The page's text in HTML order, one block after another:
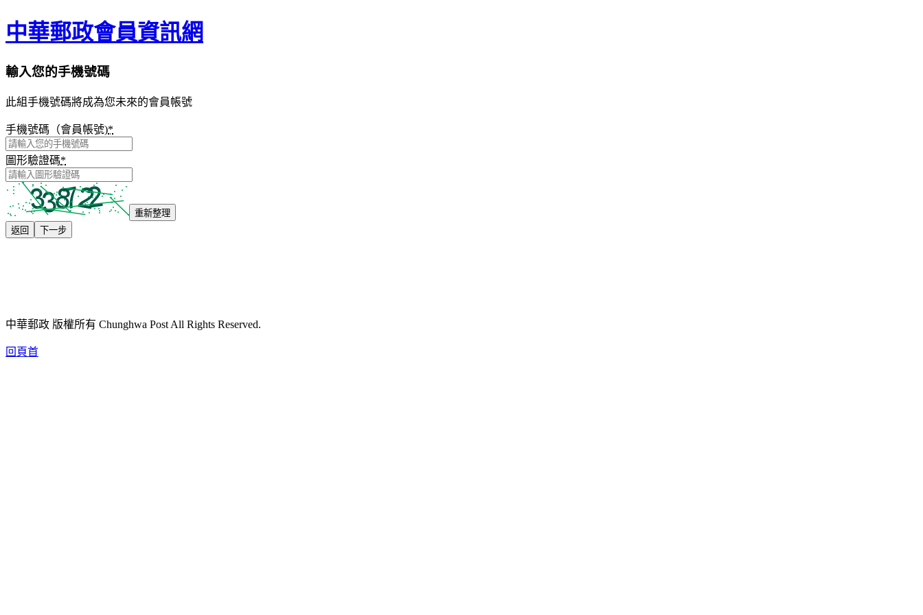
中華郵政會員資訊網
輸入您的手機號碼
此組手機號碼將成為您未來的會員帳號
手機號碼（會員帳號)*
圖形驗證碼*
重新整理
返回
下一步
中華郵政 版權所有 Chunghwa Post All Rights Reserved.
回頁首